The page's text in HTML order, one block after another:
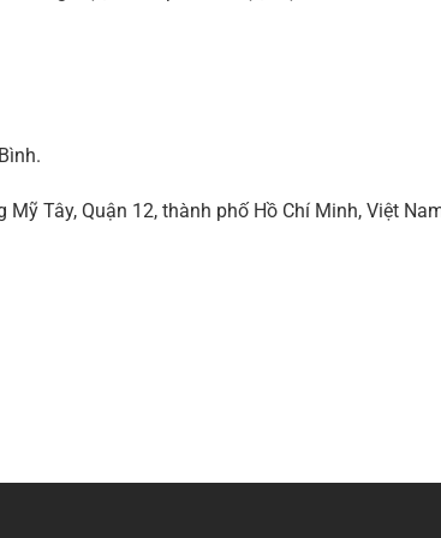
Tây, Quận 12, thành phố Hồ Chí Minh, Việt